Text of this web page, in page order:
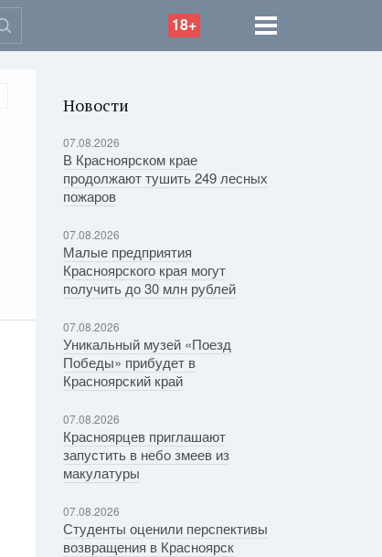
18+
Новости
07.08.2026
В Красноярском крае
продолжают тушить 249 лесных
пожаров
07.08.2026
Малые предприятия
Красноярского края могут
получить до 30 млн рублей
07.08.2026
Уникальный музей «Поезд
Победы» прибудет в
Красноярский край
07.08.2026
Красноярцев приглашают
запустить в небо змеев из
макулатуры
07.08.2026
Студенты оценили перспективы
возвращения в Красноярск